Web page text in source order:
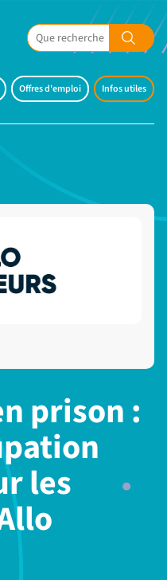
Offres d'emploi Infos utiles
prison :
les